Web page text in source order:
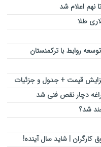
نهم اعلام شد
روابط با ترکمنستان
دچار نقص فنی شد
شد؟
| شاید سال آینده!